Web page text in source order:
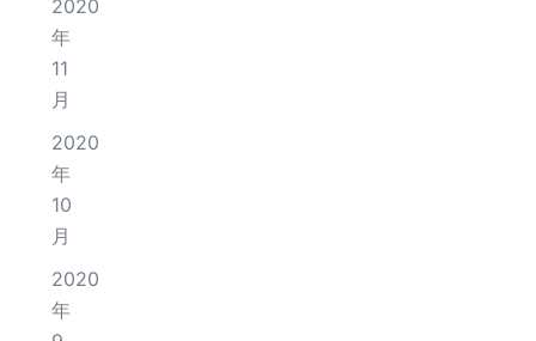
2020
年
11
月
2020
年
10
月
2020
年